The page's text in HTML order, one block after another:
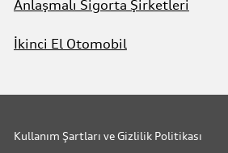
Anlaşmalı Sigorta Şirketleri
İkinci El Otomobil
Kullanım Şartları ve Gizlilik Politikası